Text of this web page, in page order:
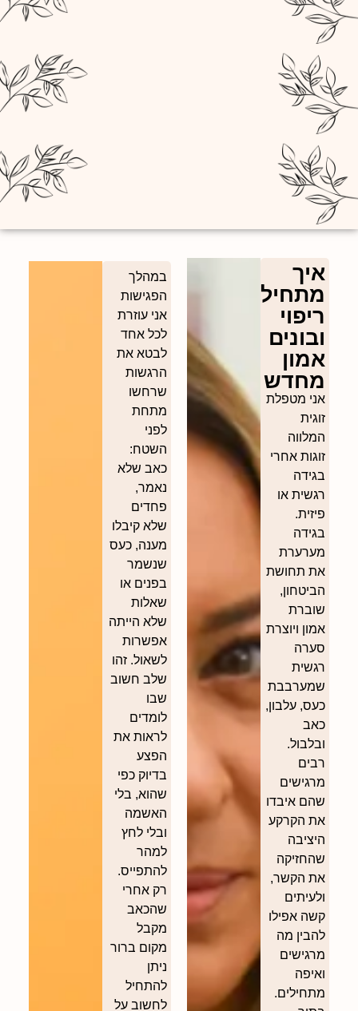
איך
מתחילים
ריפוי
ובונים
אמון
מחדש
אני מטפלת
זוגית
המלווה
זוגות אחרי
בגידה
רגשית או
פיזית.
בגידה
מערערת
את תחושת
הביטחון,
שוברת
אמון ויוצרת
סערה
רגשית
שמערבבת
כעס, עלבון,
כאב
ובלבול.
רבים
מרגישים
שהם איבדו
את הקרקע
היציבה
שהחזיקה
את הקשר,
ולעיתים
קשה אפילו
להבין מה
מרגישים
ואיפה
מתחילים.
במהלך
הפגישות
אני עוזרת
לכל אחד
לבטא את
הרגשות
שרחשו
מתחת
לפני
השטח:
כאב שלא
נאמר,
פחדים
שלא קיבלו
מענה, כעס
שנשמר
בפנים או
שאלות
שלא הייתה
אפשרות
לשאול. זהו
שלב חשוב
לומדים
לראות את
הפצע
בדיוק כפי
שהוא, בלי
האשמה
ובלי לחץ
למהר
להתפייס.
רק אחרי
שהכאב
מקבל
מקום ברור
להתחיל
לחשוב על